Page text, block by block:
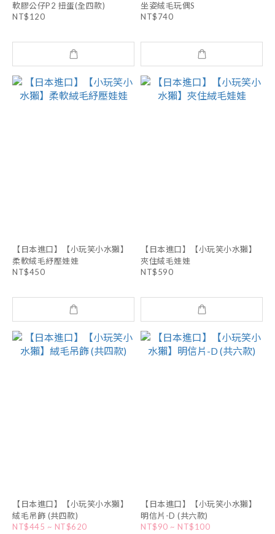
軟膠公仔P2 扭蛋(全四款)
NT$120
坐姿絨毛玩偶S
NT$740
【日本進口】【小玩笑小水獺】
柔軟絨毛紓壓娃娃
NT$450
【日本進口】【小玩笑小水獺】
夾住絨毛娃娃
NT$590
【日本進口】【小玩笑小水獺】
絨毛吊飾 (共四款)
NT$445 ~ NT$620
【日本進口】【小玩笑小水獺】
明信片-D (共六款)
NT$90 ~ NT$100